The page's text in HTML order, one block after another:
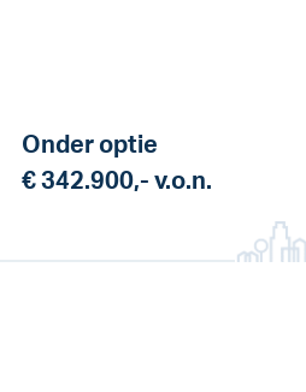
Onder optie
€ 342.900,- v.o.n.